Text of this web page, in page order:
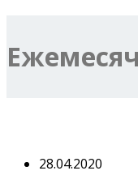
28.04.2020